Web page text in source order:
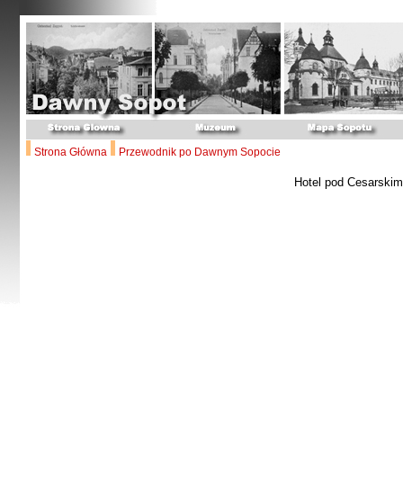
Strona Główna Przewodnik po Dawnym Sopocie
Hotel pod